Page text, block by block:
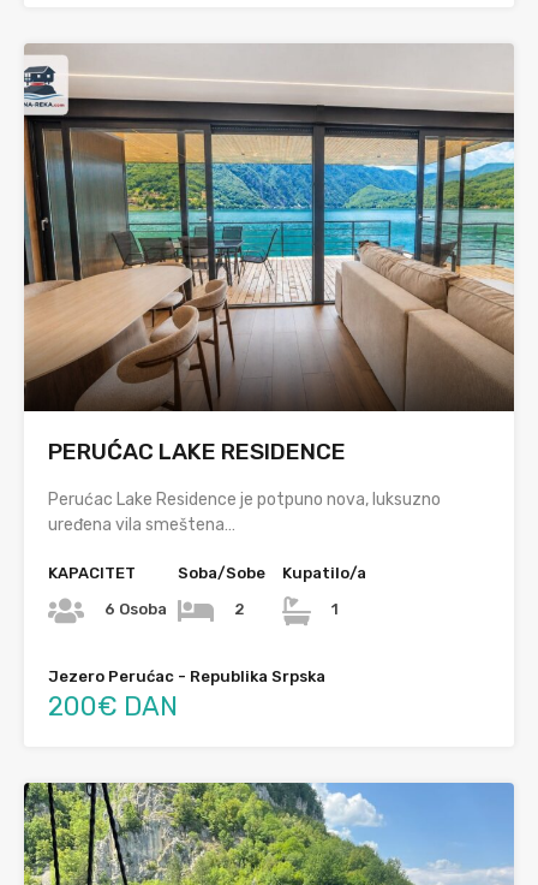
PERUĆAC LAKE RESIDENCE
Perućac Lake Residence je potpuno nova, luksuzno
uređena vila smeštena…
KAPACITET
6 Osoba
Soba/Sobe
2
Kupatilo/a
1
Jezero Perućac - Republika Srpska
200€ DAN